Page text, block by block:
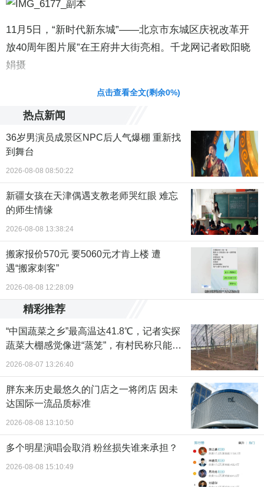
11月5日，“新时代新东城”——北京市东城区庆祝改革开
放40周年图片展”在王府井大街亮相。千龙网记者欧阳晓
娟摄
责任编辑：梁云娇 CN079
点击查看全文(剩余0%)
热点新闻
36岁男演员成景区NPC后人气爆棚 重新找
到舞台
2026-08-08 08:50:22
新疆女孩在天津偶遇支教老师哭红眼 难忘
的师生情缘
2026-08-08 13:38:24
搬家报价570元 要5060元才肯上楼 遭
遇“搬家刺客”
2026-08-08 12:28:09
精彩推荐
“中国蔬菜之乡”最高温达41.8℃，记者实探
蔬菜大棚感觉像进“蒸笼”，有村民称只能凌
晨两点起来干活
2026-08-07 13:26:40
胖东来历史最悠久的门店之一将闭店 因未
达国际一流品质标准
2026-08-08 13:10:50
多个明星演唱会取消 粉丝损失谁来承担？
2026-08-08 15:10:49